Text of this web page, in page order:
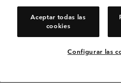
Aceptar todas las
cookies
Configurar las
España
Ver Todos Los